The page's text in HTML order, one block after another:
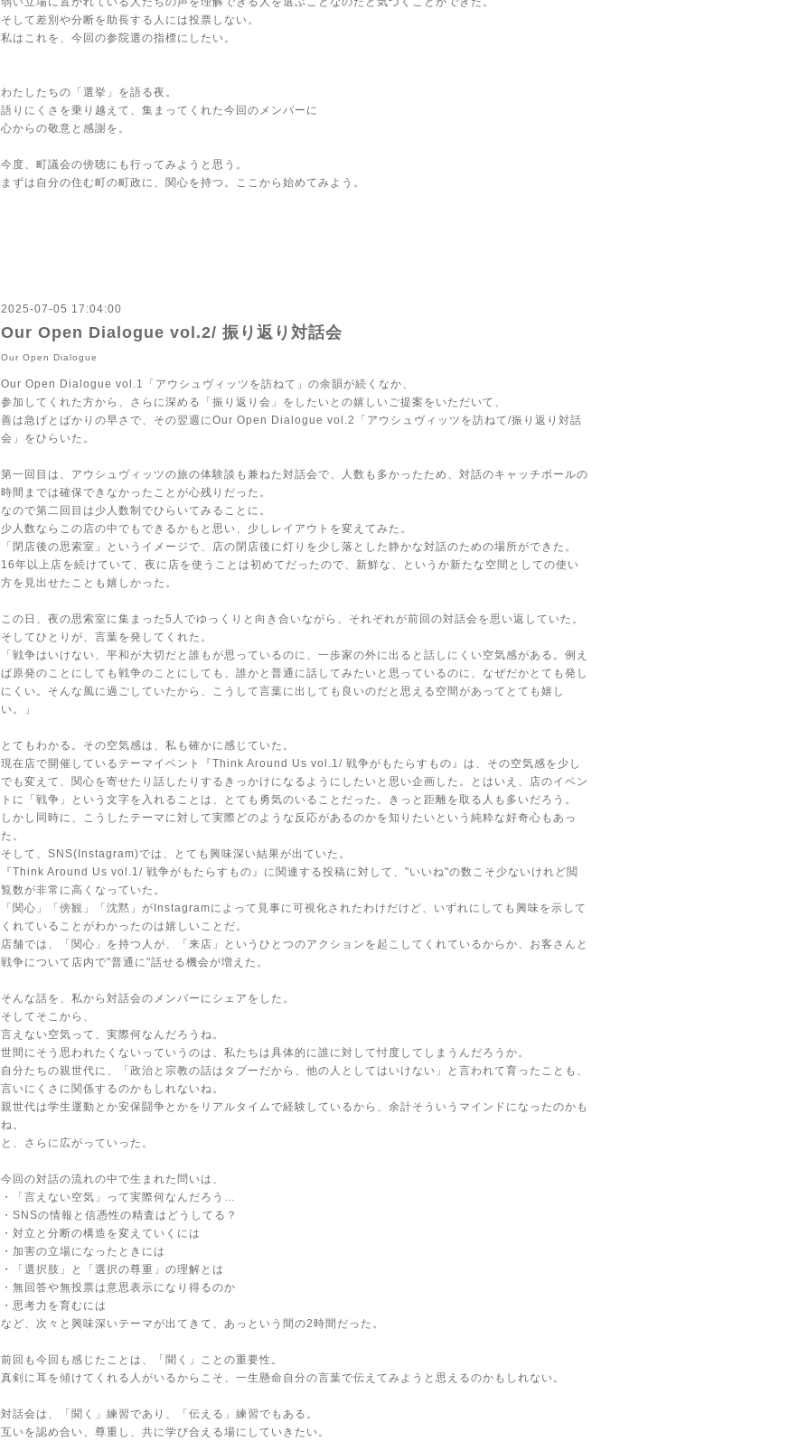
そして差別や分断を助長する人には投票しない。
私はこれを、今回の参院選の指標にしたい。
わたしたちの「選挙」を語る夜。
語りにくさを乗り越えて、集まってくれた今回のメンバーに
心からの敬意と感謝を。
今度、町議会の傍聴にも行ってみようと思う。
まずは自分の住む町の町政に、関心を持つ。ここから始めてみよう。
2025-07-05 17:04:00
Our Open Dialogue vol.2/ 振り返り対話会
Our Open Dialogue
Our Open Dialogue vol.1「アウシュヴィッツを訪ねて」の余韻が続くなか、
参加してくれた方から、さらに深める「振り返り会」をしたいとの嬉しいご提案をいただいて、
善は急げとばかりの早さで、その翌週にOur Open Dialogue vol.2「アウシュヴィッツを訪ねて/振り返り対話
会」をひらいた。
第一回目は、アウシュヴィッツの旅の体験談も兼ねた対話会で、人数も多かったため、対話のキャッチボールの
時間までは確保できなかったことが心残りだった。
なので第二回目は少人数制でひらいてみることに。
少人数ならこの店の中でもできるかもと思い、少しレイアウトを変えてみた。
「閉店後の思索室」というイメージで、店の閉店後に灯りを少し落とした静かな対話のための場所ができた。
16年以上店を続けていて、夜に店を使うことは初めてだったので、新鮮な、というか新たな空間としての使い
方を見出せたことも嬉しかった。
この日、夜の思索室に集まった5人でゆっくりと向き合いながら、それぞれが前回の対話会を思い返していた。
そしてひとりが、言葉を発してくれた。
「戦争はいけない、平和が大切だと誰もが思っているのに、一歩家の外に出ると話しにくい空気感がある。例え
ば原発のことにしても戦争のことにしても、誰かと普通に話してみたいと思っているのに、なぜだかとても発し
にくい。そんな風に過ごしていたから、こうして言葉に出しても良いのだと思える空間があってとても嬉し
い。」
とてもわかる。その空気感は、私も確かに感じていた。
現在店で開催しているテーマイベント『Think Around Us vol.1/ 戦争がもたらすもの』は、その空気感を少し
でも変えて、関心を寄せたり話したりするきっかけになるようにしたいと思い企画した。とはいえ、店のイベン
トに「戦争」という文字を入れることは、とても勇気のいることだった。きっと距離を取る人も多いだろう。
しかし同時に、こうしたテーマに対して実際どのような反応があるのかを知りたいという純粋な好奇心もあっ
た。
そして、SNS(Instagram)では、とても興味深い結果が出ていた。
『Think Around Us vol.1/ 戦争がもたらすもの』に関連する投稿に対して、"いいね"の数こそ少ないけれど閲
覧数が非常に高くなっていた。
「関心」「傍観」「沈黙」がInstagramによって見事に可視化されたわけだけど、いずれにしても興味を示して
くれていることがわかったのは嬉しいことだ。
店舗では、「関心」を持つ人が、「来店」というひとつのアクションを起こしてくれているからか、お客さんと
戦争について店内で"普通に"話せる機会が増えた。
そんな話を、私から対話会のメンバーにシェアをした。
そしてそこから、
言えない空気って、実際何なんだろうね。
世間にそう思われたくないっていうのは、私たちは具体的に誰に対して忖度してしまうんだろうか。
自分たちの親世代に、「政治と宗教の話はタブーだから、他の人としてはいけない」と言われて育ったことも、
言いにくさに関係するのかもしれないね。
親世代は学生運動とか安保闘争とかをリアルタイムで経験しているから、余計そういうマインドになったのかも
ね。
と、さらに広がっていった。
今回の対話の流れの中で生まれた問いは、
・「言えない空気」って実際何なんだろう…
・SNSの情報と信憑性の精査はどうしてる？
・対立と分断の構造を変えていくには
・加害の立場になったときには
・「選択肢」と「選択の尊重」の理解とは
・無回答や無投票は意思表示になり得るのか
・思考力を育むには
など、次々と興味深いテーマが出てきて、あっという間の2時間だった。
前回も今回も感じたことは、「聞く」ことの重要性。
真剣に耳を傾けてくれる人がいるからこそ、一生懸命自分の言葉で伝えてみようと思えるのかもしれない。
対話会は、「聞く」練習であり、「伝える」練習でもある。
互いを認め合い、尊重し、共に学び合える場にしていきたい。